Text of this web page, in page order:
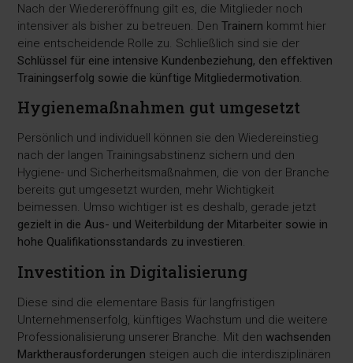
Nach der Wiedereröffnung gilt es, die Mitglieder noch
intensiver als bisher zu betreuen. DenTrainern kommt hier
eine entscheidende Rolle zu. Schließlich sind sie der
Schlüssel für eine intensive Kundenbeziehung, den effektiven
Trainingserfolg sowie die künftige Mitgliedermotivation.
Hygienemaßnahmen gut umgesetzt
Persönlich und individuell können sie den Wiedereinstieg
nach der langen Trainingsabstinenz sichern und den
Hygiene- und Sicherheitsmaßnahmen, die von der Branche
bereits gut umgesetzt wurden, mehr Wichtigkeit
beimessen. Umso wichtiger ist es deshalb, gerade jetzt
gezielt in die Aus- und Weiterbildung der Mitarbeiter sowie in
hohe Qualifikationsstandards zu investieren.
Investition in Digitalisierung
Diese sind die elementare Basis für langfristigen
Unternehmenserfolg, künftiges Wachstum und die weitere
Professionalisierung unserer Branche. Mit denwachsenden
Marktherausforderungen steigen auch die interdisziplinären